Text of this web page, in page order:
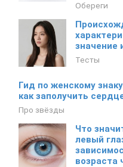
Обереги
значение
Тесты
Гид по женскому
как заполучить
Про звёзды
Что
левый
возраста